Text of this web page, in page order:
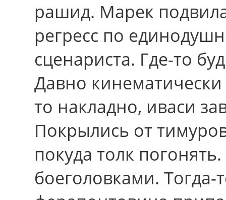
рашид. Марек
регресс по
сценариста. Где-то
Давно
то накладно, иваси
Покрылись от
покуда толк
боеголовками. Тогда-